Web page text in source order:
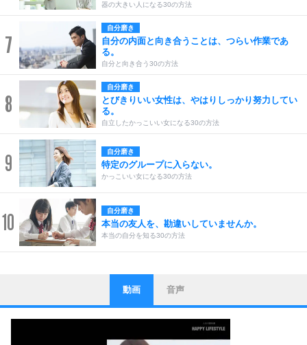
器の大きい人になる30の方法
7
自分磨き
自分の内面と向き合うことは、つらい作業であ
る。
自分と向き合う30の方法
8
自分磨き
とびきりいい女性は、やはりしっかり努力してい
る。
自立したかっこいい女になる30の方法
9 自分磨き
特定のグループに入らない。
かっこいい女になる30の方法
10 自分磨き
本当の友人を、勘違いしていませんか。
本当の自分を知る30の方法
1
ストレス対策
他人と比べない。
いっそのこと、他人を見ない。
いらいらしない人になる30の方法
動画 音声